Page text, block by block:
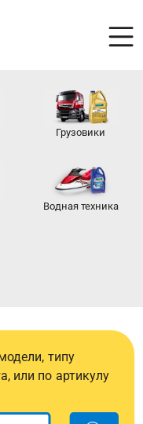
Грузовики
Водная техника
типу
или по артикулу